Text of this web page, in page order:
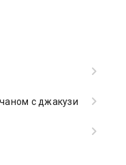
с джакузи